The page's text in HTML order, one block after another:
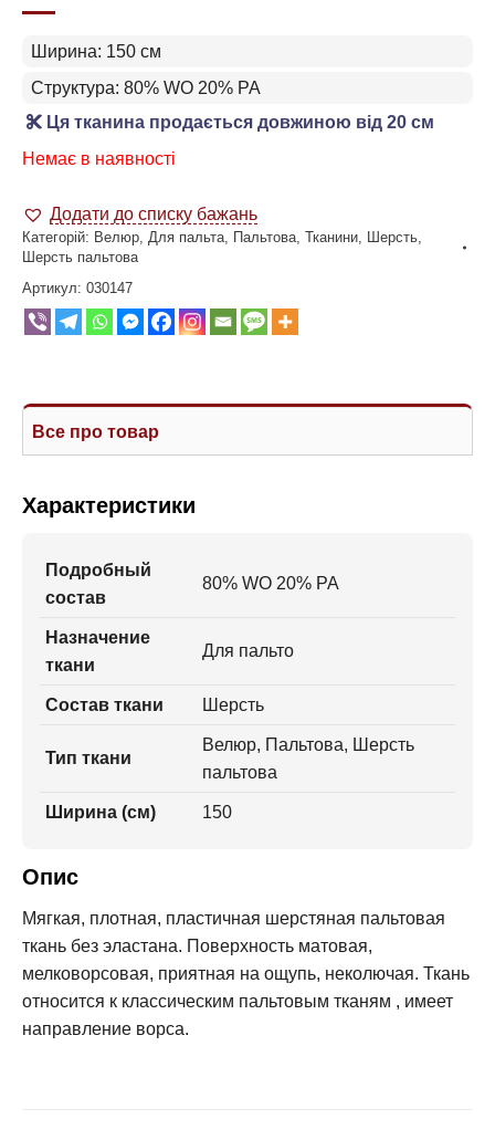
Ширина: 150 см
Структура: 80% WO 20% PA
Ця тканина продається довжиною від 20 см
Немає в наявності
Додати до списку бажань
Категорій: Велюр Для пальта Пальтова Тканини Шерсть
Шерсть пальтова
Артикул: 030147
Все про товар
Характеристики
Подробный
состав
80% WO 20% PA
Назначение
ткани
Для пальто
Состав ткани Шерсть
Тип ткани
Велюр, Пальтова, Шерсть
пальтова
Ширина (см) 150
Опис
Мягкая, плотная, пластичная шерстяная пальтовая
ткань без эластана. Поверхность матовая,
мелковорсовая, приятная на ощупь, неколючая. Ткань
относится к классическим пальтовым тканям , имеет
направление ворса.